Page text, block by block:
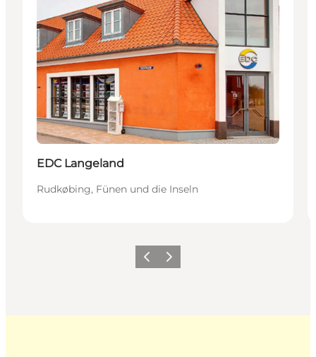
EDC Langeland
Rudkøbing, Fünen und die Inseln
ZurückWeiter